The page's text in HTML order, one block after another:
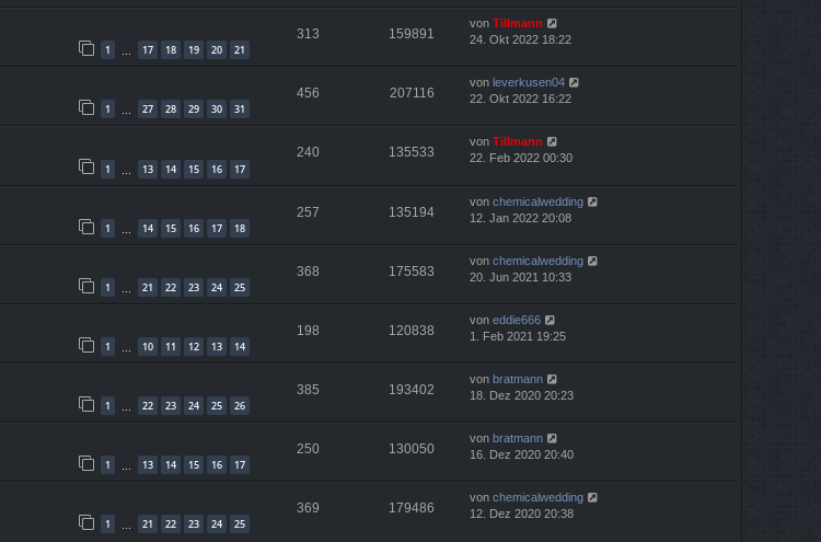
1 … 17 18 19 20 21
313 159891
von Tillmann
24. Okt 2022 18:22
1 … 27 28 29 30 31
456 207116
von leverkusen04
22. Okt 2022 16:22
1 13 14 15 16 17
240 135533
von Tillmann
22. Feb 2022 00:30
1 14 15 16 17 18
257 135194
von chemicalwedding
12. Jan 2022 20:08
1 21 22 23 24 25
368 175583
von chemicalwedding
20. Jun 2021 10:33
1 10 11 12 13 14
198 120838
von eddie666
1. Feb 2021 19:25
1 22 23 24 25 26
385 193402
von bratmann
18. Dez 2020 20:23
1 13 14 15 16 17
250 130050
von bratmann
16. Dez 2020 20:40
1 … 21 22 23 24 25
369 179486
von chemicalwedding
12. Dez 2020 20:38